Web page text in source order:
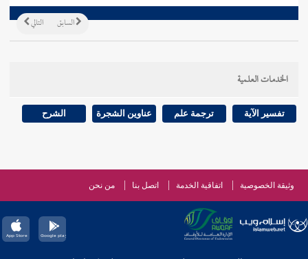
التالي السابق
الخدمات العلمية
تفسير الآية ترجمة علم عناوين الشجرة الشرح
وثيقة الخصوصية اتفاقية الخدمة اتصل بنا من نحن